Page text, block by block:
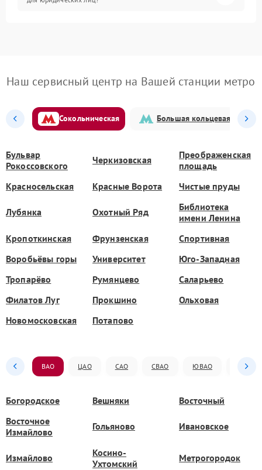
Наш сервисный центр на Вашей станции метро
Сокольническая Большая кольцевая
Бульвар
Рокоссовского
Черкизовская
Преображенская
площадь
Красносельская
Красные Ворота Чистые пруды
Лубянка Охотный Ряд
Библиотека
имени Ленина
Кропоткинская
Фрунзенская
Спортивная
Воробьёвы горы
Университет
Юго-Западная
Тропарёво
Румянцево
Саларьево
Филатов Луг
Прокшино
Ольховая
Новомосковская
Потапово
ВАО ЦАО САО СВАО ЮВАО ЮАО
Богородское Вешняки
Восточный
Восточное
Измайлово
Гольяново Ивановское
Измайлово
Косино-
Ухтомский
Метрогородок